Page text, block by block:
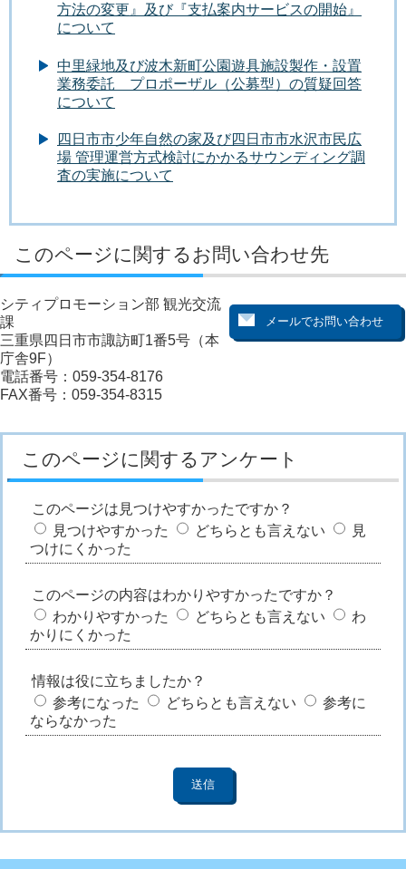
方法の変更』及び『支払案内サービスの開始』
について
中里緑地及び波木新町公園遊具施設製作・設置
業務委託 プロポーザル（公募型）の質疑回答
について
四日市市少年自然の家及び四日市市水沢市民広
場 管理運営方式検討にかかるサウンディング調
査の実施について
このページに関するお問い合わせ先
シティプロモーション部 観光交流
課
三重県四日市市諏訪町1番5号（本
庁舎9F）
電話番号：059-354-8176
FAX番号：059-354-8315
このページに関するアンケート
このページは見つけやすかったですか？
見つけやすかった
どちらとも言えない
見
つけにくかった
このページの内容はわかりやすかったですか？
わかりやすかった
どちらとも言えない
わ
かりにくかった
情報は役に立ちましたか？
参考になった
どちらとも言えない
参考に
ならなかった